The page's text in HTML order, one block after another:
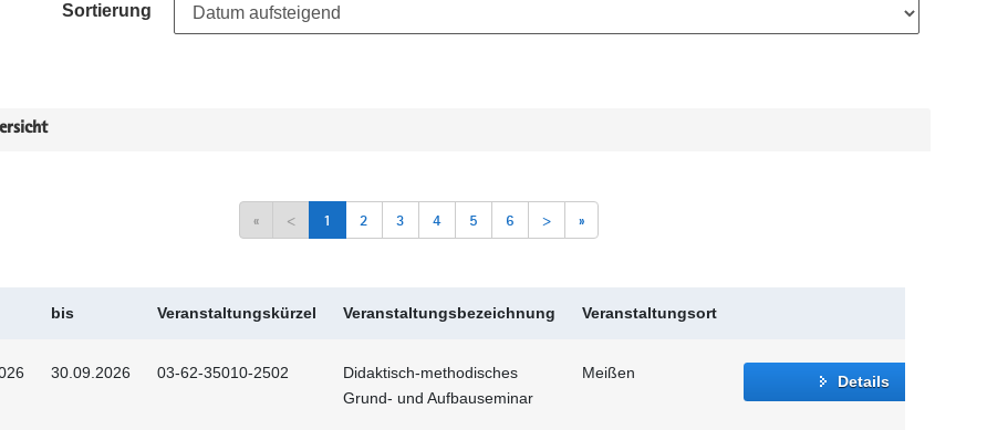
Sortierung
« < 1 2 3 4 5 6 > »
bis Veranstaltungskürzel Veranstaltungsbezeichnung Veranstaltungsort
30.09.2026 03-62-35010-2502
Didaktisch-methodisches
Grund- und Aufbauseminar
Meißen Details